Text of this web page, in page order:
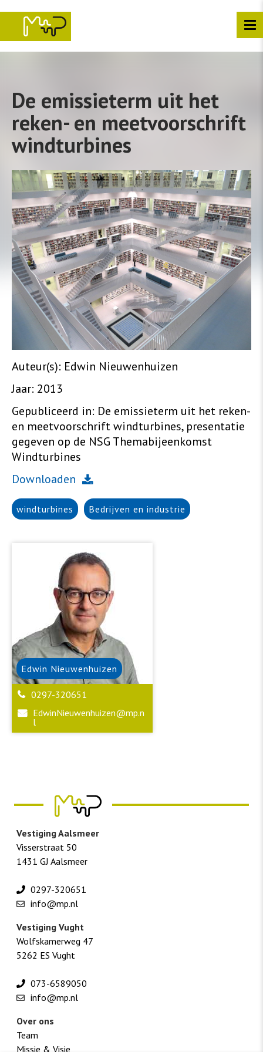
de
inhoud
De emissieterm uit het
reken- en meetvoorschrift
windturbines
Auteur(s): Edwin Nieuwenhuizen
Jaar: 2013
Gepubliceerd in: De emissieterm uit het reken-
en meetvoorschrift windturbines, presentatie
gegeven op de NSG Themabijeenkomst
Windturbines
Downloaden
windturbines Bedrijven en industrie
Edwin Nieuwenhuizen
0297-320651
EdwinNieuwenhuizen@mp.n
l
Vestiging Aalsmeer
Visserstraat 50
1431 GJ Aalsmeer
0297-320651
info@mp.nl
Vestiging Vught
Wolfskamerweg 47
5262 ES Vught
073-6589050
info@mp.nl
Over ons
Team
Missie & Visie